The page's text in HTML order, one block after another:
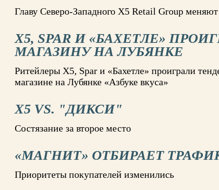
Главу Северо-Западного X5 Retail Group
X5, SPAR И «БАХЕТЛЕ»
МАГАЗИНУ НА ЛУБЯНКЕ
Ритейлеры X5, Spar и «Бахетле» проиграли
магазине на Лубянке «Азбуке вкуса»
X5 VS. "ДИКСИ"
Состязание за второе место
«МАГНИТ» ОТБИРАЕТ
Приоритеты покупателей изменились